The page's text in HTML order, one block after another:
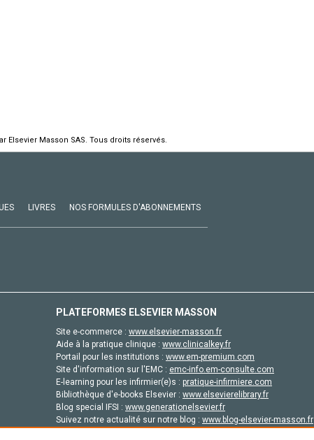
Elsevier Masson SAS. Tous droits réservés.
LIVRES NOS FORMULES D'ABONNEMENTS
PLATEFORMES ELSEVIER MASSON
Site e-commerce : www.elsevier-masson.fr
Aide à la pratique clinique : www.clinicalkey.fr
Portail pour les institutions : www.em-premium.com
Site d'information sur l'EMC : emc-info.em-consulte.com
E-learning pour les infirmier(e)s : pratique-infirmiere.com
Bibliothèque d'e-books Elsevier : www.elsevierelibrary.fr
Blog special IFSI : www.generationelsevier.fr
Suivez notre actualité sur notre blog : www.blog-elsevier-masson.fr